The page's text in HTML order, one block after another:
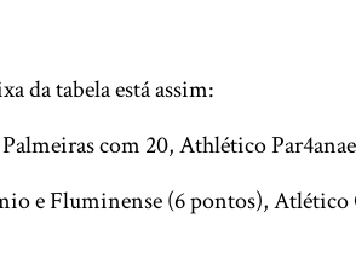
da tabela está assim:
com 20, Athlético
e Fluminense (6 pontos), Atlético